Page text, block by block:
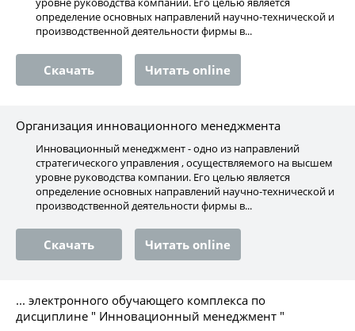
определение основных направлений научно-технической и
производственной деятельности фирмы в...
Скачать Читать online
Организация инновационного менеджмента
Инновационный менеджмент - одно из направлений
стратегического управления , осуществляемого на высшем
уровне руководства компании. Его целью является
определение основных направлений научно-технической и
производственной деятельности фирмы в...
Скачать Читать online
... электронного обучающего комплекса по
дисциплине " Инновационный менеджмент "